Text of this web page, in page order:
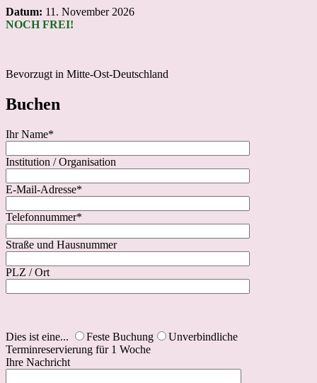
Datum: 11. November 2026
NOCH FREI!
Bevorzugt in Mitte-Ost-Deutschland
Buchen
Ihr Name*
Institution / Organisation
E-Mail-Adresse*
Telefonnummer*
Straße und Hausnummer
PLZ / Ort
Dies ist eine... Feste Buchung
Unverbindliche
Terminreservierung für 1 Woche
Ihre Nachricht